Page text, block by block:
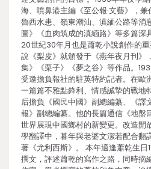
海、噴鼻港主編《至公報·文藝》，
魯西水患、嶺東潮汕、滇緬公路等消
圖》《血肉筑成的滇緬路》等多篇深
20世紀30年月也是蕭乾小說創作的
說《梨皮》就頒發于《燕年夜月刊》
集》《栗子》《夢之谷》等作品。
受邀擔負報社的駐英特約記者。在歐
一篇篇不雅點鋒利、情感誠摯的戰地
后擔負《國民中國》副總編纂、《譯
報》副總編纂。他的長篇通信《地盤
世界展現中國鄉村的新變更。改造開
學翻譯中，暮年與老婆文潔若配合翻
著《尤利西斯》。 本年適逢蕭乾生日
撰文，評述蕭乾的寫作之路，同時摘